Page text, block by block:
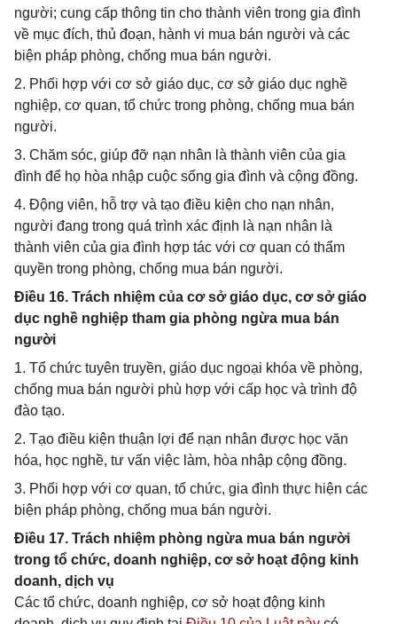
người; cung cấp thông tin cho thành viên trong gia đình
về mục đích, thủ đoạn, hành vi mua bán người và các
biện pháp phòng, chống mua bán người.
2. Phối hợp với cơ sở giáo dục, cơ sở giáo dục nghề
nghiệp, cơ quan, tổ chức trong phòng, chống mua bán
người.
3. Chăm sóc, giúp đỡ nạn nhân là thành viên của gia
đình để họ hòa nhập cuộc sống gia đình và cộng đồng.
4. Động viên, hỗ trợ và tạo điều kiện cho nạn nhân,
người đang trong quá trình xác định là nạn nhân là
thành viên của gia đình hợp tác với cơ quan có thẩm
quyền trong phòng, chống mua bán người.
Điều 16. Trách nhiệm của cơ sở giáo dục, cơ sở giáo
dục nghề nghiệp tham gia phòng ngừa mua bán
người
1. Tổ chức tuyên truyền, giáo dục ngoại khóa về phòng,
chống mua bán người phù hợp với cấp học và trình độ
đào tạo.
2. Tạo điều kiện thuận lợi để nạn nhân được học văn
hóa, học nghề, tư vấn việc làm, hòa nhập cộng đồng.
3. Phối hợp với cơ quan, tổ chức, gia đình thực hiện các
biện pháp phòng, chống mua bán người.
Điều 17. Trách nhiệm phòng ngừa mua bán người
trong tổ chức, doanh nghiệp, cơ sở hoạt động kinh
doanh, dịch vụ
Các tổ chức, doanh nghiệp, cơ sở hoạt động kinh